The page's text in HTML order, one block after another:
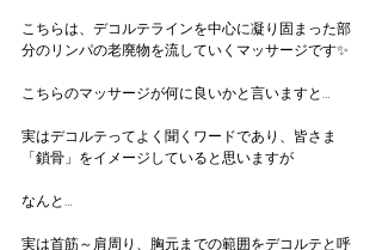
こちらは、デコルテラインを中心に凝り固まった部
分のリンパの老廃物を流していくマッサージです✨
こちらのマッサージが何に良いかと言いますと…
実はデコルテってよく聞くワードであり、皆さま
「鎖骨」をイメージしていると思いますが
なんと…
実は首筋～肩周り、胸元までの範囲をデコルテと呼